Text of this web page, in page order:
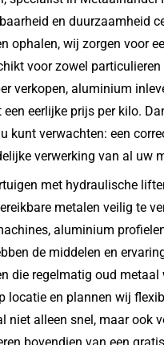
en duurzaamheid
ophalen, wij zorgen voor
voor zowel
verkopen, aluminium
eerlijke prijs per kilo.
kunt verwachten: een
verwerking van al uw
met hydraulische
metalen veilig te
aluminium
de middelen en
die regelmatig oud
locatie en plannen wij
niet alleen snel, maar ook